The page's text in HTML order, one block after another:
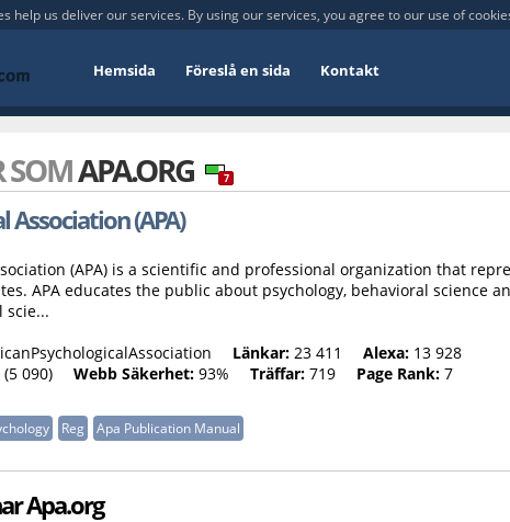
help us deliver our services. By using our services, you agree to our use of
Hemsida Föreslå en sida Kontakt
SOMAPA.ORG 7
(APA)
(APA) is a scientific and professional organization that
APA educates the public about psychology, behavioral science
scie...
Länkar: 23 411 Alexa: 13 928
090) Webb Säkerhet: 93% Träffar: 719 Page Rank: 7
Reg Apa Publication Manual
Apa.org